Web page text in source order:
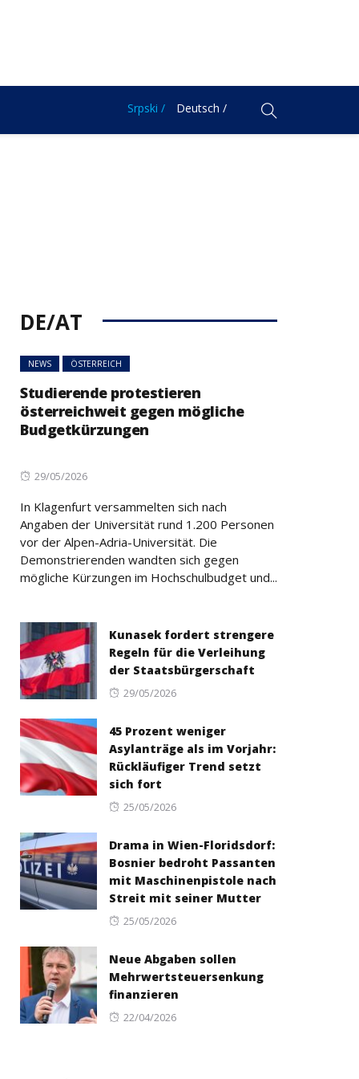
Srpski / Deutsch /
DE/AT
NEWS ÖSTERREICH
Studierende protestieren
österreichweit gegen mögliche
Budgetkürzungen
Posted
29/05/2026
In Klagenfurt versammelten sich nach
Angaben der Universität rund 1.200 Personen
vor der Alpen-Adria-Universität. Die
Demonstrierenden wandten sich gegen
mögliche Kürzungen im Hochschulbudget und...
Kunasek fordert strengere
Regeln für die Verleihung
der Staatsbürgerschaft
Posted
29/05/2026
45 Prozent weniger
Asylanträge als im Vorjahr:
Rückläufiger Trend setzt
sich fort
Posted
25/05/2026
Drama in Wien-Floridsdorf:
Bosnier bedroht Passanten
mit Maschinenpistole nach
Streit mit seiner Mutter
Posted
25/05/2026
Neue Abgaben sollen
Mehrwertsteuersenkung
finanzieren
Posted
22/04/2026